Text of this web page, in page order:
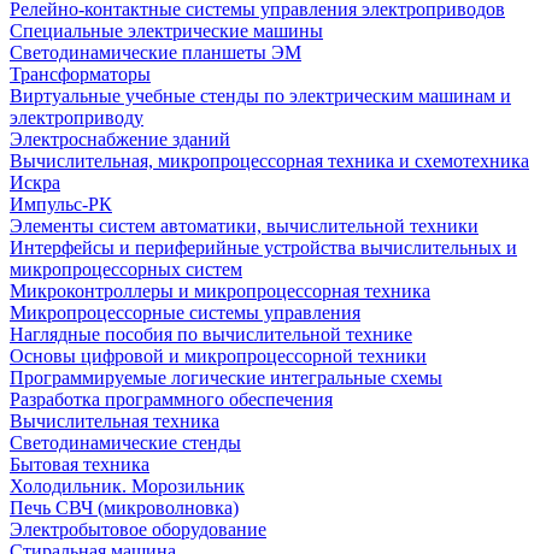
Релейно-контактные системы управления электроприводов
Специальные электрические машины
Светодинамические планшеты ЭМ
Трансформаторы
Виртуальные учебные стенды по электрическим машинам и
электроприводу
Электроснабжение зданий
Вычислительная, микропроцессорная техника и схемотехника
Искра
Импульс-РК
Элементы систем автоматики, вычислительной техники
Интерфейсы и периферийные устройства вычислительных и
микропроцессорных систем
Микроконтроллеры и микропроцессорная техника
Микропроцессорные системы управления
Наглядные пособия по вычислительной технике
Основы цифровой и микропроцессорной техники
Программируемые логические интегральные схемы
Разработка программного обеспечения
Вычислительная техника
Светодинамические стенды
Бытовая техника
Холодильник. Морозильник
Печь СВЧ (микроволновка)
Электробытовое оборудование